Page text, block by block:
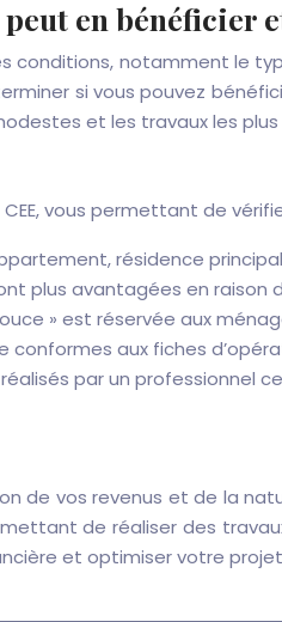
en bénéficier
conditions, notamment
si vous pouvez
et les travaux les
CEE, vous permettant de
résidence
plus avantagées en raison
» est réservée aux
conformes aux fiches
par un professionnel
de vos revenus et de la
de réaliser des
et optimiser votre